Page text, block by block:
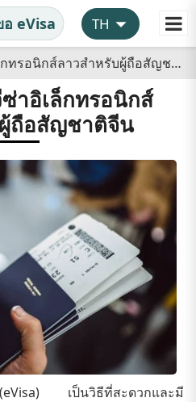
eVisa
รอนิกส์ลาวสำหรับผู้ถือสัญชาติจีน
าอิเล็กทรอนิกส์
ถือสัญชาติจีน
เป็นวิธีที่สะดวกและมี